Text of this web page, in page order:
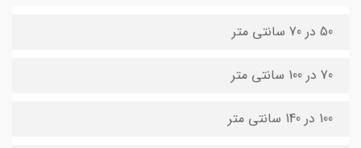
50 در 70 سانتی متر
70 در 100 سانتی متر
100 در 140 سانتی متر